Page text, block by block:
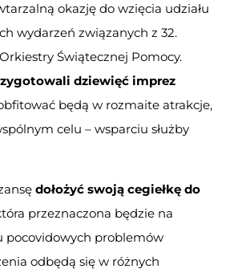
okazję do wzięcia udziału
wydarzeń związanych z 32.
Świątecznej Pomocy.
dziewięć imprez
będą w rozmaite atrakcje,
celu – wsparciu służby
dołożyć swoją cegiełkę do
przeznaczona będzie na
pocovidowych problemów
odbędą się w różnych